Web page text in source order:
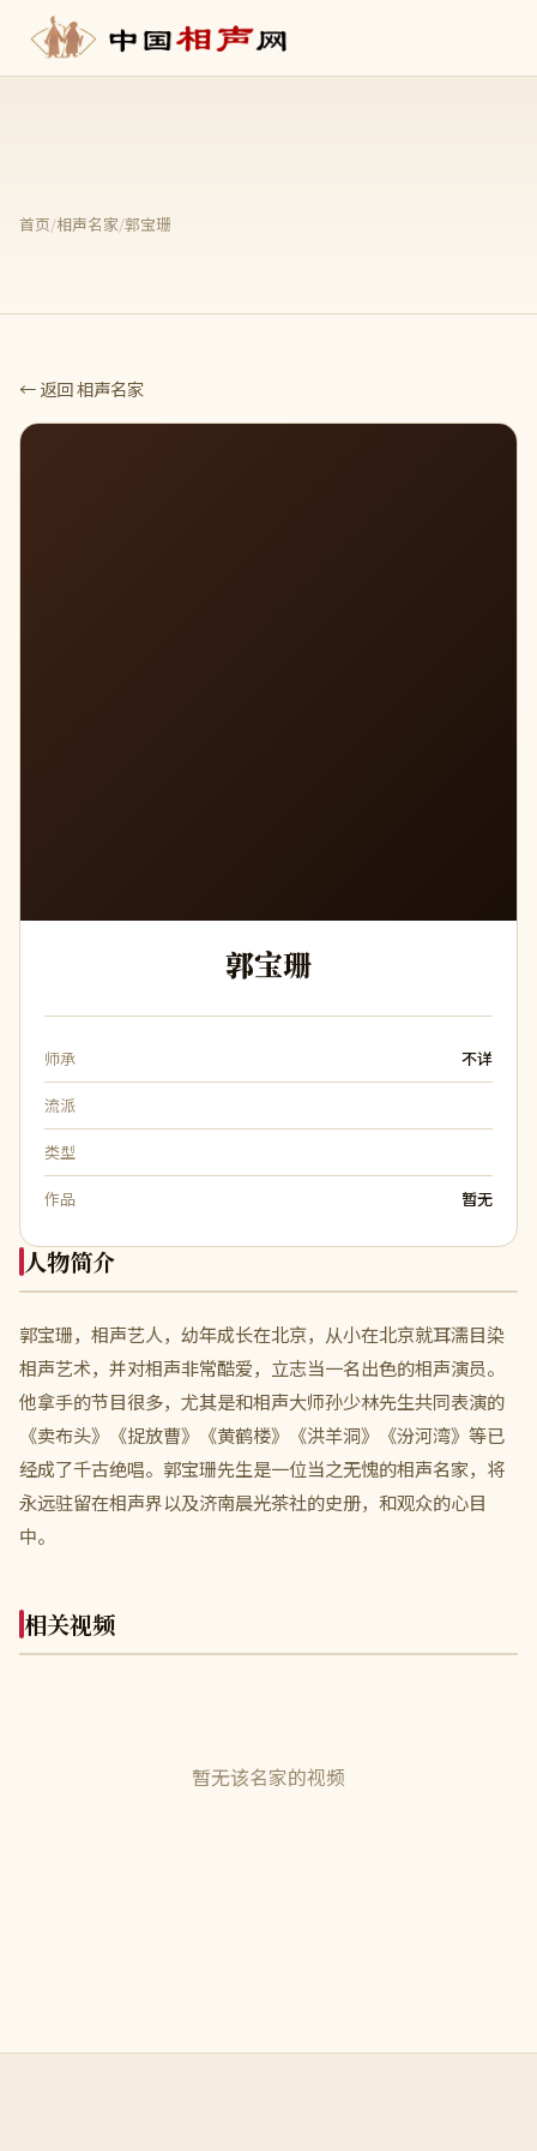
首页/相声名家/郭宝珊
← 返回 相声名家
郭宝珊
师承 不详
流派
类型
作品 暂无
人物简介
郭宝珊，相声艺人，幼年成长在北京，从小在北京就耳濡目染
相声艺术，并对相声非常酷爱，立志当一名出色的相声演员。
他拿手的节目很多，尤其是和相声大师孙少林先生共同表演的
《卖布头》《捉放曹》《黄鹤楼》《洪羊洞》《汾河湾》等已
经成了千古绝唱。郭宝珊先生是一位当之无愧的相声名家，将
永远驻留在相声界以及济南晨光茶社的史册，和观众的心目
中。
相关视频
暂无该名家的视频